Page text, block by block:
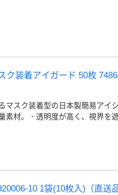
ク装着アイガード 50枚
スク装着型の日本製簡易アイ
素材。・透明度が高く、視界を
10 1袋(10枚入)（直送品